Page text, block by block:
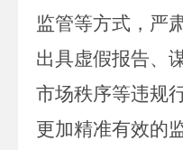
监管等方式， 严
出具虚假报告、
市场秩序等违规
更加精准有效的